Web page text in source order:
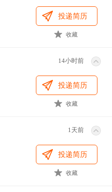
投递简历
收藏
14小时前
投递简历
收藏
1天前
投递简历
收藏